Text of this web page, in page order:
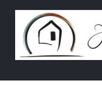
springen